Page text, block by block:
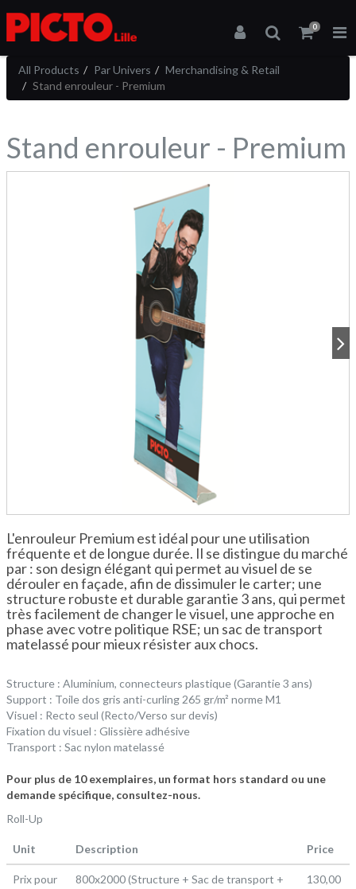
0
All Products Par Univers
Merchandising & Retail
Stand enrouleur - Premium
Stand enrouleur - Premium
L'enrouleur Premium est idéal pour une utilisation
fréquente et de longue durée. Il se distingue du marché
par : son design élégant qui permet au visuel de se
dérouler en façade, afin de dissimuler le carter; une
structure robuste et durable garantie 3 ans, qui permet
très facilement de changer le visuel, une approche en
phase avec votre politique RSE; un sac de transport
matelassé pour mieux résister aux chocs.
Structure : Aluminium, connecteurs plastique (Garantie 3 ans)
Support : Toile dos gris anti-curling 265 gr/m² norme M1
Visuel : Recto seul (Recto/Verso sur devis)
Fixation du visuel : Glissière adhésive
Transport : Sac nylon matelassé
Pour plus de 10 exemplaires, un format hors standard ou une
demande spécifique, consultez-nous.
Roll-Up
Unit Description Price
Prix pour
800x2000 (Structure + Sac de transport +
130,00